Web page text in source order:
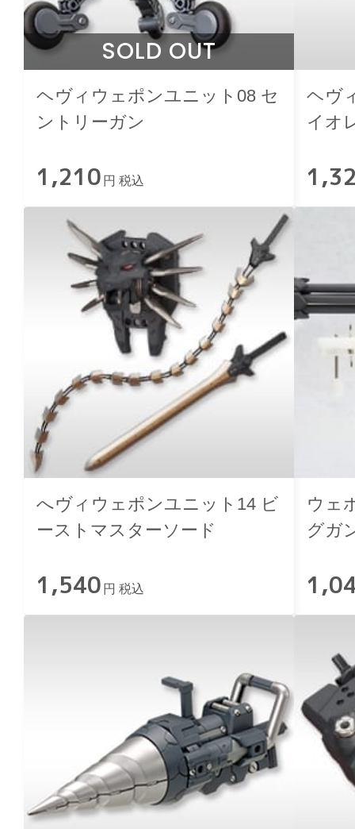
SOLD OUT
ヘヴィウェポンユニット08 セ
ントリーガン
1,210 円 税込
ヘヴ
イオ
へヴィウェポンユニット14 ビ
ーストマスターソード
1,540 円 税込
ウェ
グガ